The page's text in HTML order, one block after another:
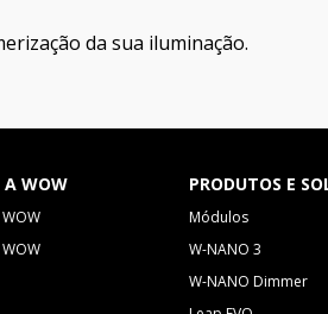
da sua iluminação.
A WOW PRODUTOS E
Módulos
W-NANO 3
W-NANO Dimmer